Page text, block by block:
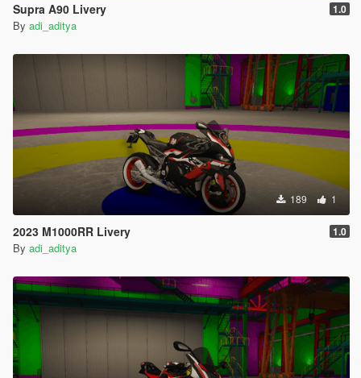
Supra A90 Livery 1.0
By adi_aditya
189 1
2023 M1000RR Livery 1.0
By adi_aditya